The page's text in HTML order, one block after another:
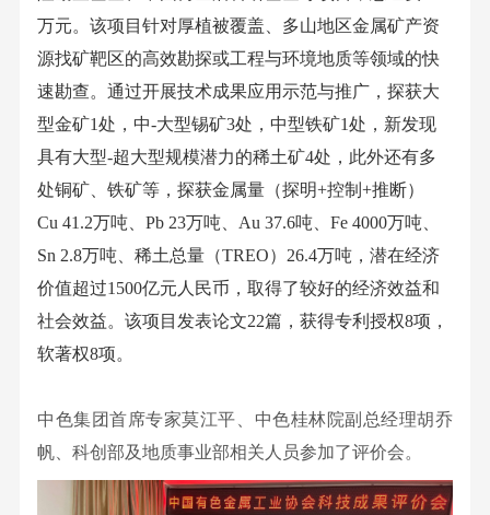
院
工
程
有
限
公
司
新
材
料
与
产
品
刊
杂
志
万元。该项目针对厚植被覆盖、多山地区金属矿产资
源找矿靶区的高效勘探或工程与环境地质等领域的快
速勘查。通过开展技术成果应用示范与推广，探获大
型金矿1处，中-大型锡矿3处，中型铁矿1处，新发现
具有大型-超大型规模潜力的稀土矿4处，此外还有多
处铜矿、铁矿等，探获金属量（探明+控制+推断）
Cu 41.2万吨、Pb 23万吨、Au 37.6吨、Fe 4000万吨、
Sn 2.8万吨、稀土总量（TREO）26.4万吨，潜在经济
价值超过1500亿元人民币，取得了较好的经济效益和
社会效益。该项目发表论文22篇，获得专利授权8项，
软著权8项。
中色集团首席专家莫江平、中色桂林院副总经理胡乔
帆、科创部及地质事业部相关人员参加了评价会。